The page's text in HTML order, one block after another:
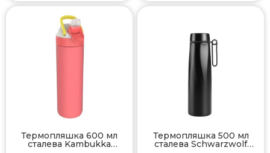
Термопляшка 600 мл
сталева Kambukka
Термопляшка 500 мл
сталева Schwarzwolf